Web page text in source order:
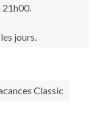
21h00.
jours.
Classic